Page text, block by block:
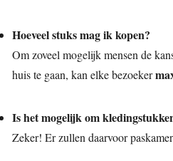
Hoeveel stuks mag ik kopen?
Om zoveel mogelijk mensen de
huis te gaan, kan elke bezoeker
Is het mogelijk om
Zeker! Er zullen daarvoor